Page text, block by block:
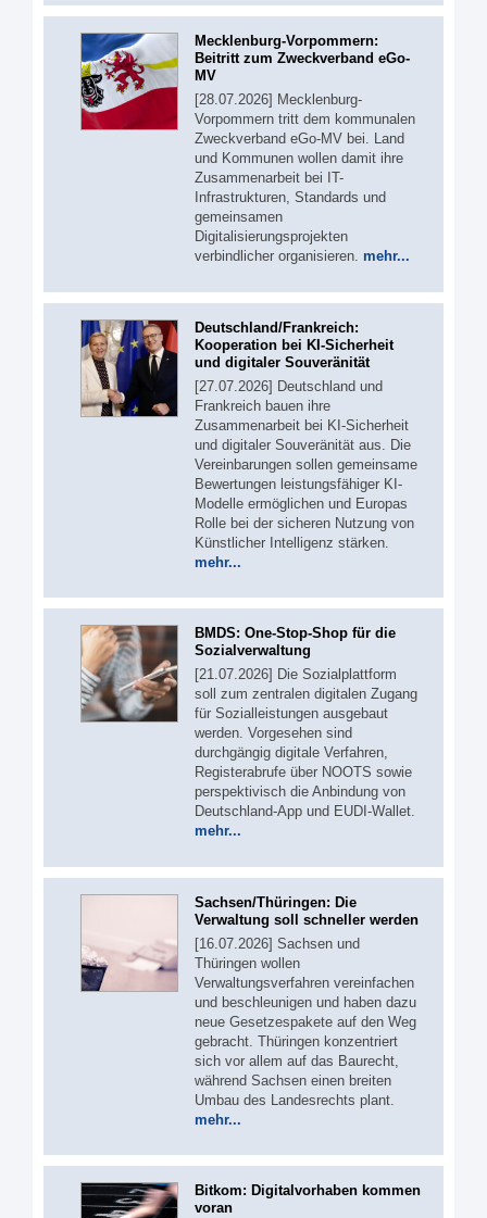
Mecklenburg-Vorpommern:
Beitritt zum Zweckverband eGo-
MV
[28.07.2026] Mecklenburg-
Vorpommern tritt dem kommunalen
Zweckverband eGo-MV bei. Land
und Kommunen wollen damit ihre
Zusammenarbeit bei IT-
Infrastrukturen, Standards und
gemeinsamen
Digitalisierungsprojekten
verbindlicher organisieren. mehr...
Deutschland/Frankreich:
Kooperation bei KI-Sicherheit
und digitaler Souveränität
[27.07.2026] Deutschland und
Frankreich bauen ihre
Zusammenarbeit bei KI-Sicherheit
und digitaler Souveränität aus. Die
Vereinbarungen sollen gemeinsame
Bewertungen leistungsfähiger KI-
Modelle ermöglichen und Europas
Rolle bei der sicheren Nutzung von
Künstlicher Intelligenz stärken.
mehr...
BMDS: One-Stop-Shop für die
Sozialverwaltung
[21.07.2026] Die Sozialplattform
soll zum zentralen digitalen Zugang
für Sozialleistungen ausgebaut
werden. Vorgesehen sind
durchgängig digitale Verfahren,
Registerabrufe über NOOTS sowie
perspektivisch die Anbindung von
Deutschland-App und EUDI-Wallet.
mehr...
Sachsen/Thüringen: Die
Verwaltung soll schneller werden
[16.07.2026] Sachsen und
Thüringen wollen
Verwaltungsverfahren vereinfachen
und beschleunigen und haben dazu
neue Gesetzespakete auf den Weg
gebracht. Thüringen konzentriert
sich vor allem auf das Baurecht,
während Sachsen einen breiten
Umbau des Landesrechts plant.
mehr...
Bitkom: Digitalvorhaben kommen
voran